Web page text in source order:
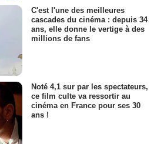
C'est l'une des meilleures
cascades du cinéma : depuis 34
ans, elle donne le vertige à des
millions de fans
Noté 4,1 sur par les spectateurs,
ce film culte va ressortir au
cinéma en France pour ses 30
ans !